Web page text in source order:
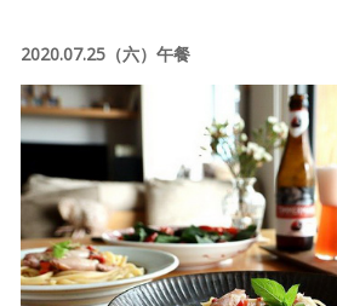
2020.07.25（六）午餐